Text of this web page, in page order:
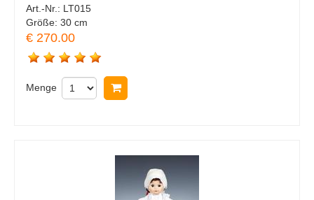
Art.-Nr.: LT015
Größe: 30 cm
€ 270.00
Menge